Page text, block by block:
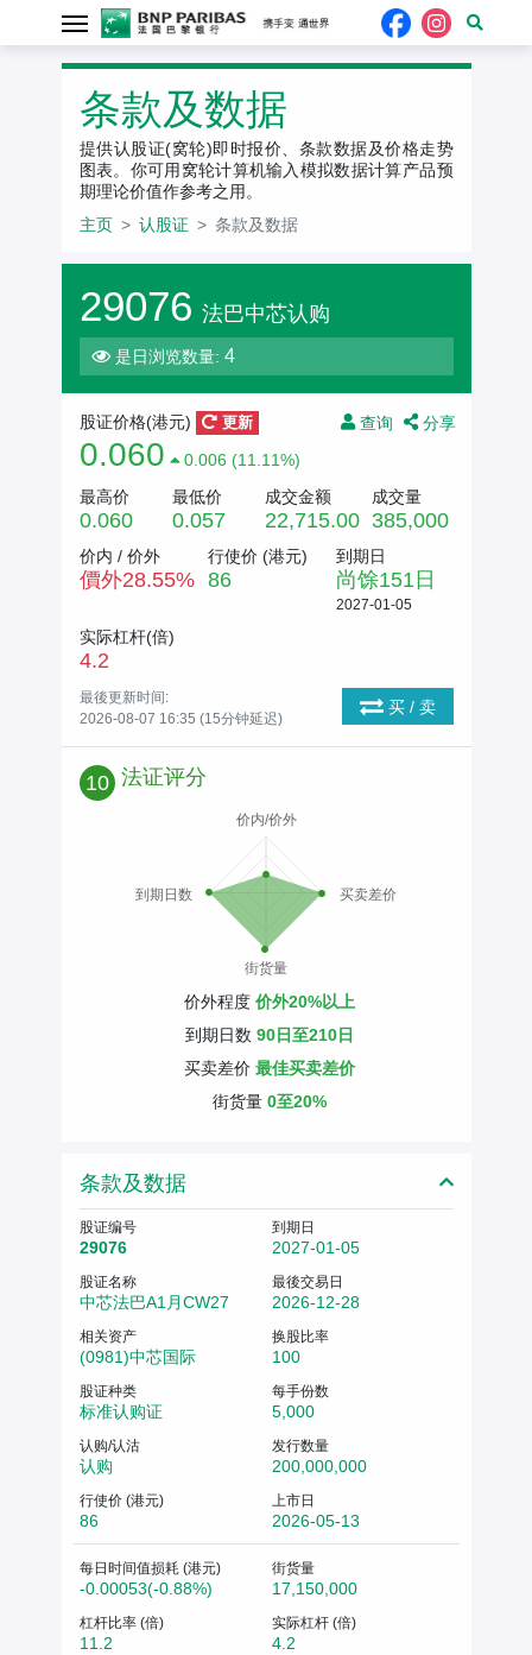
条款及数据
提供认股证(窝轮)即时报价、条款数据及价格走势
图表。你可用窝轮计算机输入模拟数据计算产品预
期理论价值作参考之用。
主页
认股证 条款及数据
29076 法巴中芯认购
是日浏览数量: 4
查询 分享
股证价格(港元) 更新
0.060
0.006 (11.11%)
最高价
0.060
最低价
0.057
成交金额
22,715.00
成交量
385,000
价内 / 价外
價外28.55%
行使价 (港元)
86
到期日
尚馀151 日
2027-01-05
实际杠杆(倍)
4.2
最後更新时间:
2026-08-07 16:35 (15分钟延迟)
买 / 卖
10 法证评分
价内/价外
买卖差价
街货量
到期日数
价外程度 价外20%以上
到期日数 90日至210日
买卖差价 最佳买卖差价
街货量 0至20%
条款及数据
股证编号
29076
到期日
2027-01-05
股证名称
中芯法巴A1月CW27
最後交易日
2026-12-28
相关资产
(0981)中芯国际
换股比率
100
股证种类
标准认购证
每手份数
5,000
认购/认沽
认购
发行数量
200,000,000
行使价 (港元)
86
上市日
2026-05-13
每日时间值损耗 (港元)
-0.00053(-0.88%)
街货量
17,150,000
杠杆比率 (倍)
11.2
实际杠杆 (倍)
4.2